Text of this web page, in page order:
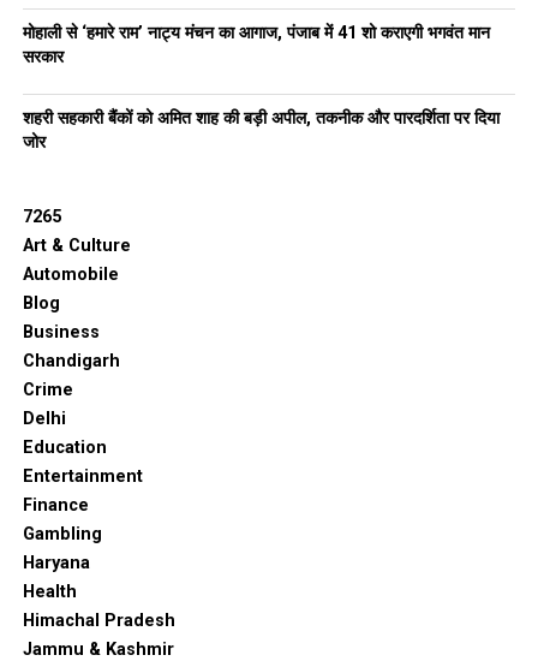
मोहाली से ‘हमारे राम’ नाट्य मंचन का आगाज, पंजाब में 41 शो कराएगी भगवंत मान
सरकार
शहरी सहकारी बैंकों को अमित शाह की बड़ी अपील, तकनीक और पारदर्शिता पर दिया
जोर
7265
Art & Culture
Automobile
Blog
Business
Chandigarh
Crime
Delhi
Education
Entertainment
Finance
Gambling
Haryana
Health
Himachal Pradesh
Jammu & Kashmir